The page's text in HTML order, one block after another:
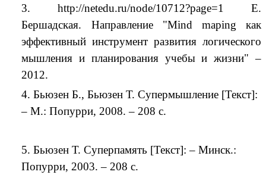
3. http://netedu.ru/node/10712?page=1 Е.
Бершадская. Направление "Mind maping как
эффективный инструмент развития логического
мышления и планирования учебы и жизни" –
2012.
4. Бьюзен Б., Бьюзен Т. Супермышление [Текст]:
– М.: Попурри, 2008. – 208 с.
5. Бьюзен Т. Суперпамять [Текст]: – Минск.:
Попурри, 2003. – 208 с.